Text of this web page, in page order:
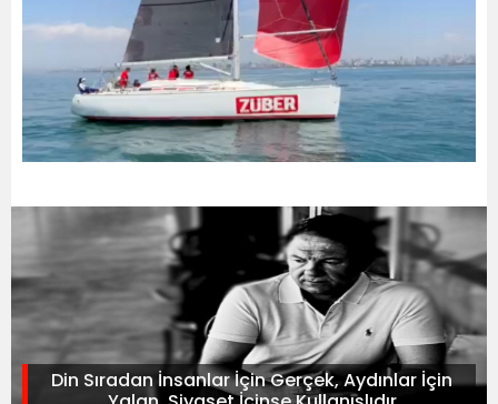
Din Sıradan İnsanlar İçin Gerçek, Aydınlar İçin